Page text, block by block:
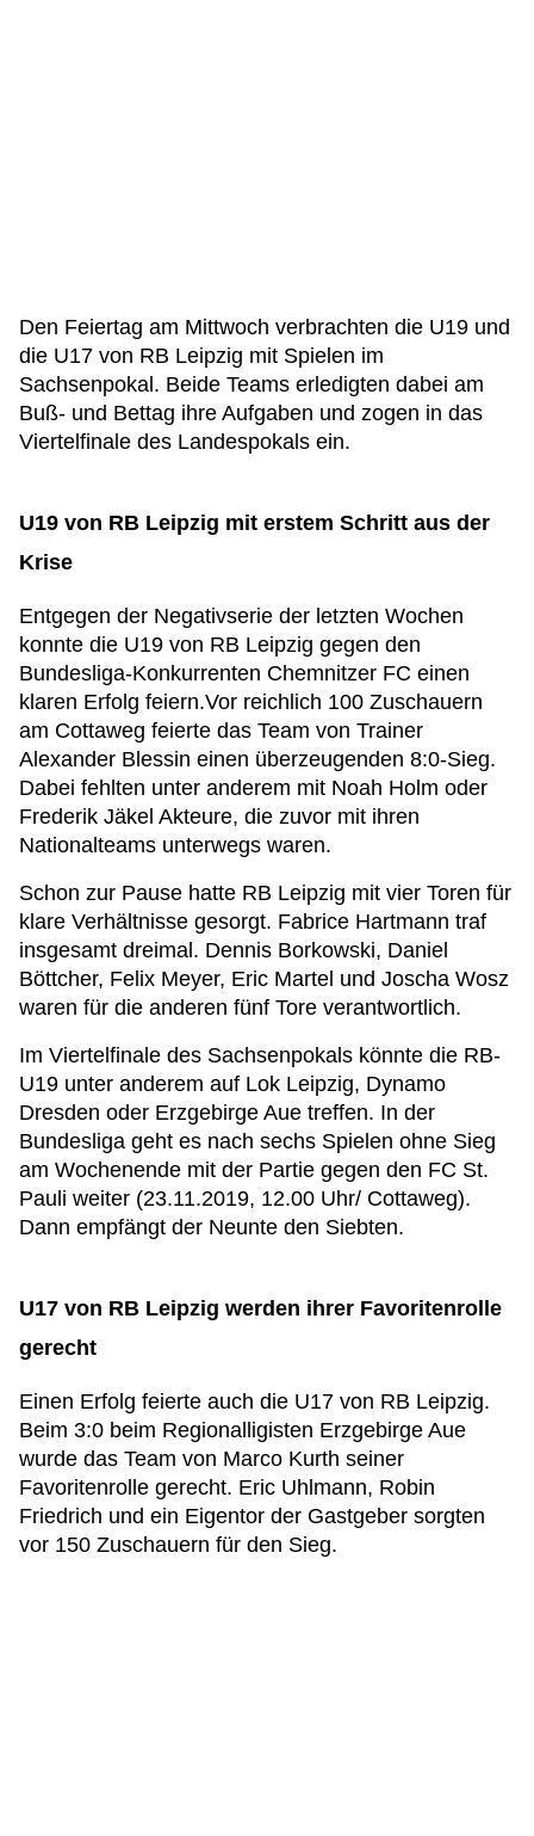
Den Feiertag am Mittwoch verbrachten die U19 und
die U17 von RB Leipzig mit Spielen im
Sachsenpokal. Beide Teams erledigten dabei am
Buß- und Bettag ihre Aufgaben und zogen in das
Viertelfinale des Landespokals ein.
U19 von RB Leipzig mit erstem Schritt aus der
Krise
Entgegen der Negativserie der letzten Wochen
konnte die U19 von RB Leipzig gegen den
Bundesliga-Konkurrenten Chemnitzer FC einen
klaren Erfolg feiern.Vor reichlich 100 Zuschauern
am Cottaweg feierte das Team von Trainer
Alexander Blessin einen überzeugenden 8:0-Sieg.
Dabei fehlten unter anderem mit Noah Holm oder
Frederik Jäkel Akteure, die zuvor mit ihren
Nationalteams unterwegs waren.
Schon zur Pause hatte RB Leipzig mit vier Toren für
klare Verhältnisse gesorgt. Fabrice Hartmann traf
insgesamt dreimal. Dennis Borkowski, Daniel
Böttcher, Felix Meyer, Eric Martel und Joscha Wosz
waren für die anderen fünf Tore verantwortlich.
Im Viertelfinale des Sachsenpokals könnte die RB-
U19 unter anderem auf Lok Leipzig, Dynamo
Dresden oder Erzgebirge Aue treffen. In der
Bundesliga geht es nach sechs Spielen ohne Sieg
am Wochenende mit der Partie gegen den FC St.
Pauli weiter (23.11.2019, 12.00 Uhr/ Cottaweg).
Dann empfängt der Neunte den Siebten.
U17 von RB Leipzig werden ihrer Favoritenrolle
gerecht
Einen Erfolg feierte auch die U17 von RB Leipzig.
Beim 3:0 beim Regionalligisten Erzgebirge Aue
wurde das Team von Marco Kurth seiner
Favoritenrolle gerecht. Eric Uhlmann, Robin
Friedrich und ein Eigentor der Gastgeber sorgten
vor 150 Zuschauern für den Sieg.